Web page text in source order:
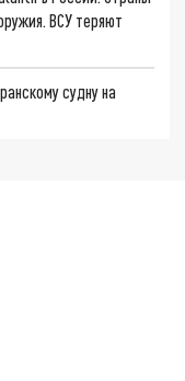
ВСУ теряют
судну на